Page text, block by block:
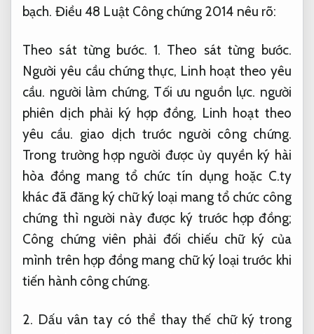
bạch. Điều 48 Luật Công chứng 2014 nêu rõ:
Theo sát từng bước. 1. Theo sát từng bước.
Người yêu cầu chứng thực, Linh hoạt theo yêu
cầu. người làm chứng, Tối ưu nguồn lực. người
phiên dịch phải ký hợp đồng, Linh hoạt theo
yêu cầu. giao dịch trước người công chứng.
Trong trường hợp người được ủy quyền ký hài
hòa đồng mang tổ chức tín dụng hoặc C.ty
khác đã đăng ký chữ ký loại mang tổ chức công
chứng thì người này được ký trước hợp đồng;
Công chứng viên phải đối chiếu chữ ký của
mình trên hợp đồng mang chữ ký loại trước khi
tiến hành công chứng.
2. Dấu vân tay có thể thay thế chữ ký trong